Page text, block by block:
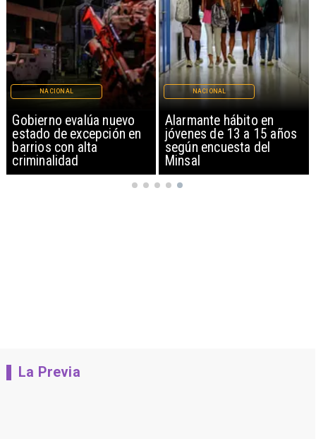
Alarmante hábito en
jóvenes de 13 a 15 años
según encuesta del
Minsal
NACIONAL
Aprueban creación del
Parque Sebastián Piñera
con inversión de $4 mil
millones
REGIONES
La Previa